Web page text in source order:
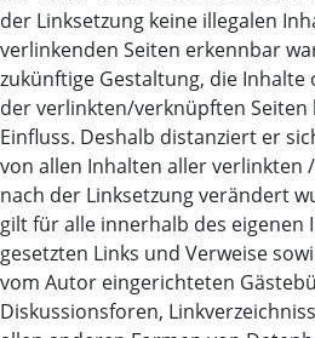
der Linksetzung keine illegalen
verlinkenden Seiten erkennbar
zukünftige Gestaltung, die
der verlinkten/verknüpften
Einfluss. Deshalb distanziert er
von allen Inhalten aller verlinkten
nach der Linksetzung verändert
gilt für alle innerhalb des eigenen
gesetzten Links und Verweise
vom Autor eingerichteten
Diskussionsforen,